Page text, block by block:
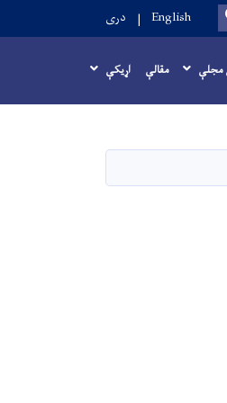
SEARCH
English دری
مجلې مقالې اړيکې